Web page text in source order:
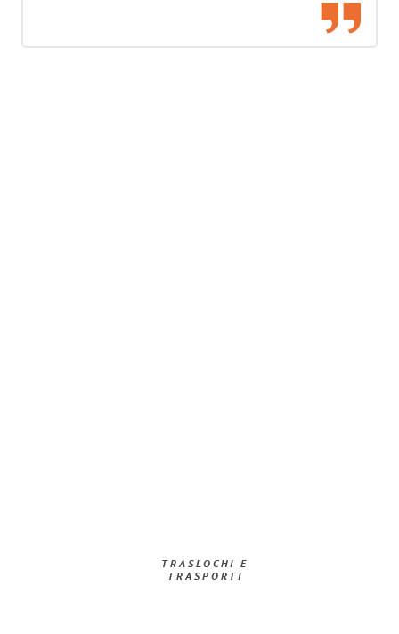
TRASLOCHI E
TRASPORTI​